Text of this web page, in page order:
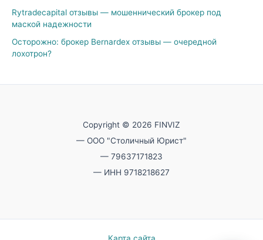
Rytradecapital отзывы — мошеннический брокер под
маской надежности
Осторожно: брокер Bernardex отзывы — очередной
лохотрон?
Copyright © 2026 FINVIZ
— ООО "Столичный Юрист"
— 79637171823
— ИНН 9718218627